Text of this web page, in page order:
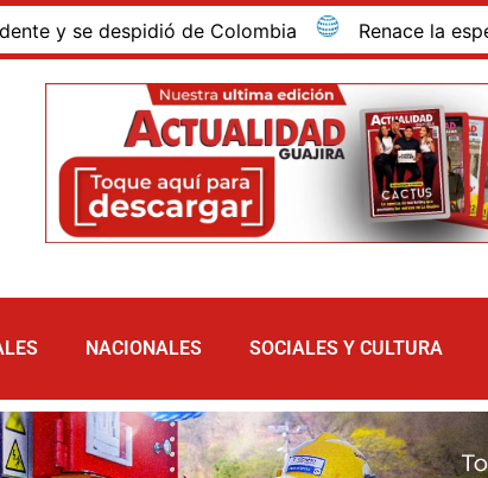
Renace la esperanza para el sector
NACIONALES SOCIALES Y CULTURA